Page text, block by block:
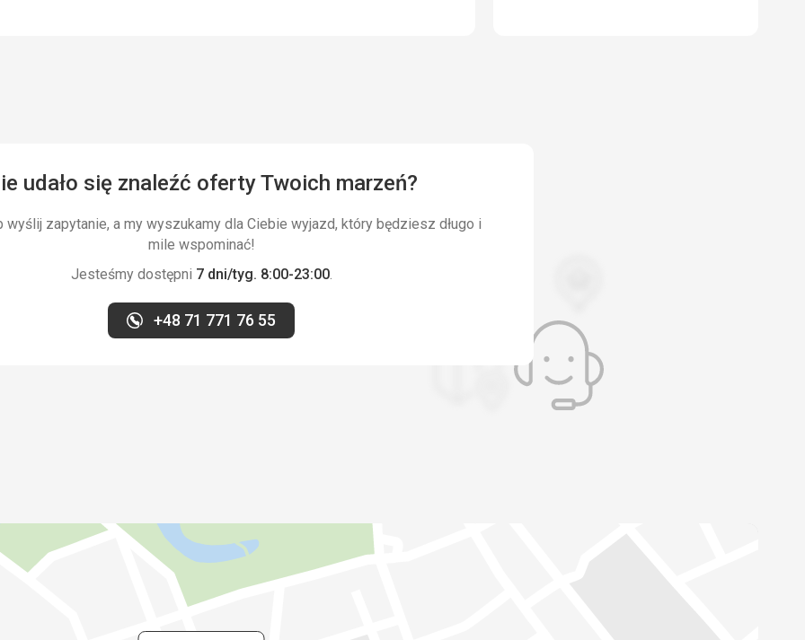
udało się znaleźć oferty Twoich marzeń?
wyślij zapytanie, a my wyszukamy dla Ciebie wyjazd, który będziesz długo i
mile wspominać!
Jesteśmy dostępni 7 dni/tyg. 8:00-23:00.
+48 71 771 76 55